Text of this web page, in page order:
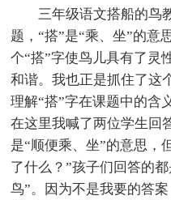
三年级语文搭船的鸟
题，“搭”是“乘、坐”的意
个“搭”字使鸟儿具有了灵
和谐。我也正是抓住了这
理解“搭”字在课题中的含
在这里我喊了两位学生回
是“顺便乘、坐”的意思，
了什么？”孩子们回答的
鸟”。因为不是我要的答